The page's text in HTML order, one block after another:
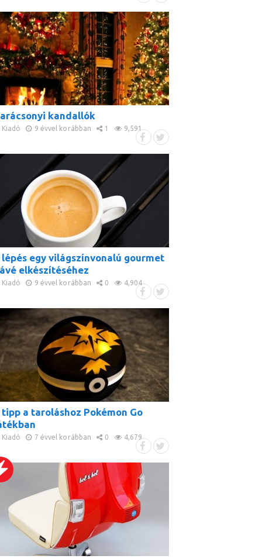
kandallók
Kiadó 9 évvel korábban 1 9,591
lépés egy világszínvonalú gourmet
elkészítéséhez
Kiadó 9 évvel korábban 0 4,904
tipp a taroláshoz Pokémon Go
Kiadó 7 évvel korábban 0 4,679